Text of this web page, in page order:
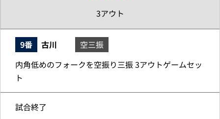
3アウト
9番 古川
空三振
内角低めのフォークを空振り三振 3アウトゲームセッ
ト
試合終了